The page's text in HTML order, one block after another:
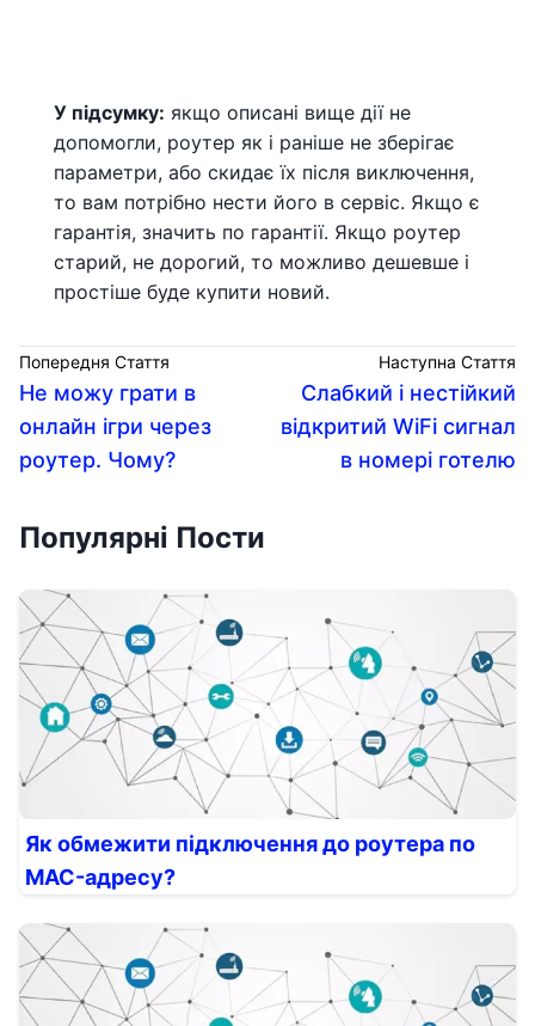
У підсумку: якщо описані вище дії не
допомогли, роутер як і раніше не зберігає
параметри, або скидає їх після виключення,
то вам потрібно нести його в сервіс. Якщо є
гарантія, значить по гарантії. Якщо роутер
старий, не дорогий, то можливо дешевше і
простіше буде купити новий.
Попередня Стаття
Не можу грати в
онлайн ігри через
роутер. Чому?
Наступна Стаття
Слабкий і нестійкий
відкритий WiFi сигнал
в номері готелю
Популярні Пости
Як обмежити підключення до роутера по
MAC-адресу?